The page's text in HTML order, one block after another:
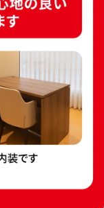
中華人民共和国
10元 プルーフ銀
参考買取価格
ASK